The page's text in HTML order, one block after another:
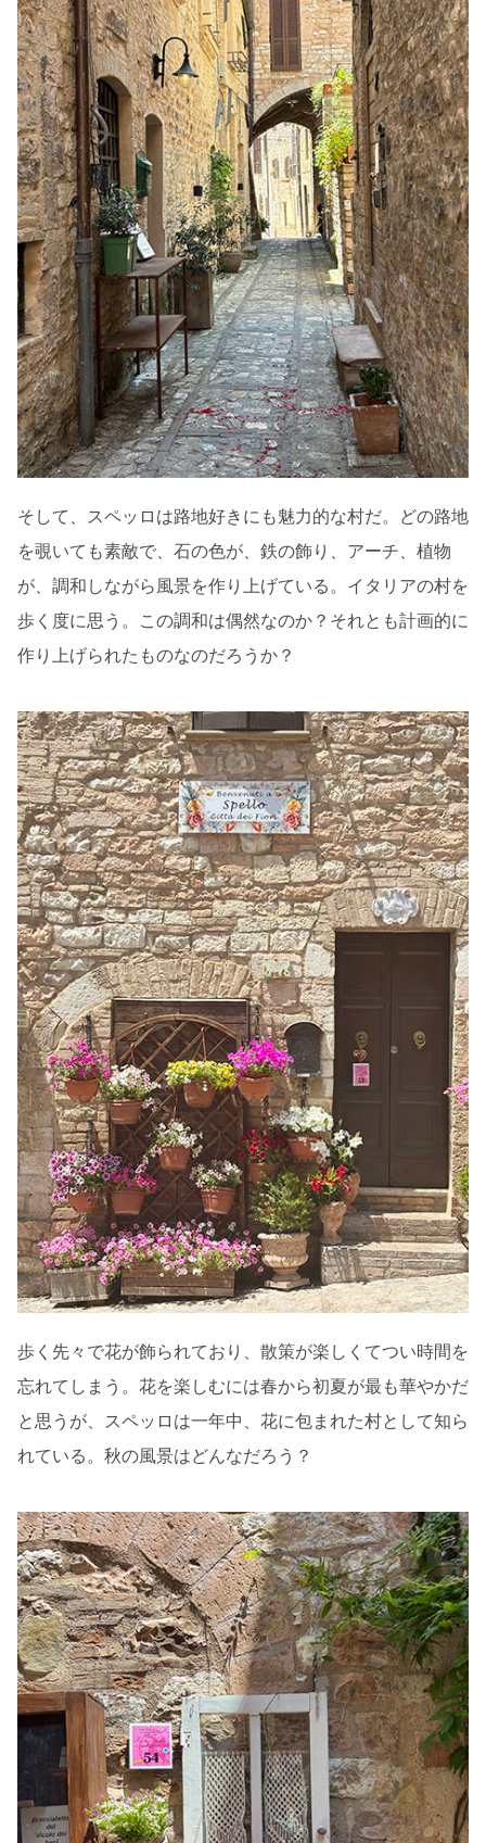
そして、スペッロは路地好きにも魅力的な村だ。どの路地
を覗いても素敵で、石の色が、鉄の飾り、アーチ、植物
が、調和しながら風景を作り上げている。イタリアの村を
歩く度に思う。この調和は偶然なのか？それとも計画的に
作り上げられたものなのだろうか？
歩く先々で花が飾られており、散策が楽しくてつい時間を
忘れてしまう。花を楽しむには春から初夏が最も華やかだ
と思うが、スペッロは一年中、花に包まれた村として知ら
れている。秋の風景はどんなだろう？